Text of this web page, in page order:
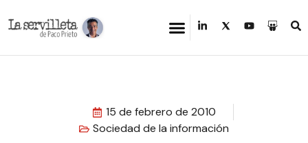
15 de febrero de 2010
Sociedad de la información